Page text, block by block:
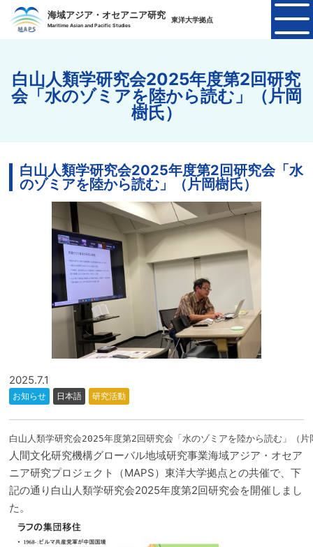
海域アジア・オセアニア研究
Maritime Asian and Pacific Studies
東洋大学拠点
白山人類学研究会2025年度第2回研究
会「水のゾミアを陸から読む」（片岡
樹氏）
白山人類学研究会2025年度第2回研究会「水
のゾミアを陸から読む」（片岡樹氏）
2025.7.1
お知らせ 日本語 研究活動
白山人類学研究会2025年度第2回研究会「水のゾミアを陸から読む」（片
人間文化研究機構グローバル地域研究事業海域アジア・オセア
ニア研究プロジェクト（MAPS）東洋大学拠点との共催で、下
記の通り白山人類学研究会2025年度第2回研究会を開催しまし
た。